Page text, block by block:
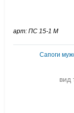
арт: ПС 15-1 М
Сапоги
вид